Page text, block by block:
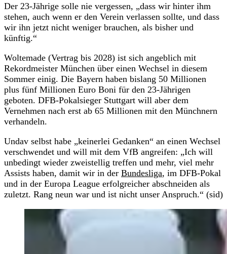
Der 23-Jährige solle nie vergessen, „dass wir hinter ihm
stehen, auch wenn er den Verein verlassen sollte, und dass
wir ihn jetzt nicht weniger brauchen, als bisher und
künftig.“
Woltemade (Vertrag bis 2028) ist sich angeblich mit
Rekordmeister München über einen Wechsel in diesem
Sommer einig. Die Bayern haben bislang 50 Millionen
plus fünf Millionen Euro Boni für den 23-Jährigen
geboten. DFB-Pokalsieger Stuttgart will aber dem
Vernehmen nach erst ab 65 Millionen mit den Münchnern
verhandeln.
Undav selbst habe „keinerlei Gedanken“ an einen Wechsel
verschwendet und will mit dem VfB angreifen: „Ich will
unbedingt wieder zweistellig treffen und mehr, viel mehr
Assists haben, damit wir in der Bundesliga, im DFB-Pokal
und in der Europa League erfolgreicher abschneiden als
zuletzt. Rang neun war und ist nicht unser Anspruch.“ (sid)